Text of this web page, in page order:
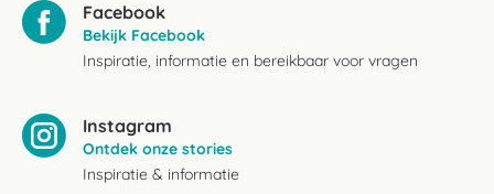
Facebook
Bekijk Facebook
Inspiratie, informatie en bereikbaar voor vragen
Instagram
Ontdek onze stories
Inspiratie & informatie